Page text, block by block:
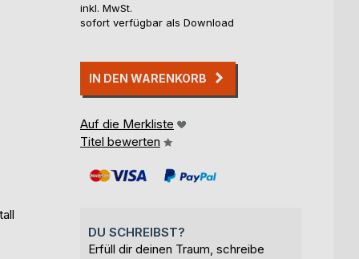
inkl. MwSt.
sofort verfügbar als Download
IN DEN WARENKORB
Auf die Merkliste
Titel bewerten
DU SCHREIBST?
Erfüll dir deinen Traum, schreibe